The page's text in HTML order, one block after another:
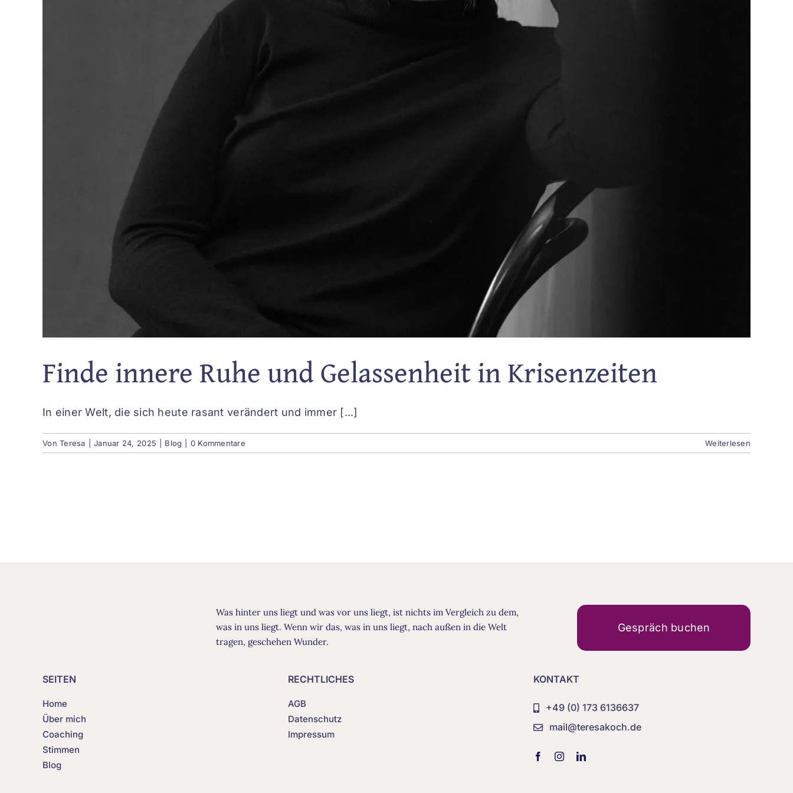
Finde innere Ruhe und Gelassenheit in Krisenzeiten
In einer Welt, die sich heute rasant verändert und immer [...]
VonTeresa Januar 24, 2025 Blog 0 Kommentare Weiterlesen
Was hinter uns liegt und was vor uns liegt, ist nichts im Vergleich zu dem,
was in uns liegt. Wenn wir das, was in uns liegt, nach außen in die Welt
tragen, geschehen Wunder.
Gespräch buchen
SEITEN
Home
Über mich
Coaching
Stimmen
Blog
RECHTLICHES
AGB
Datenschutz
Impressum
KONTAKT
+49 (0) 173 6136637
mail@teresakoch.de